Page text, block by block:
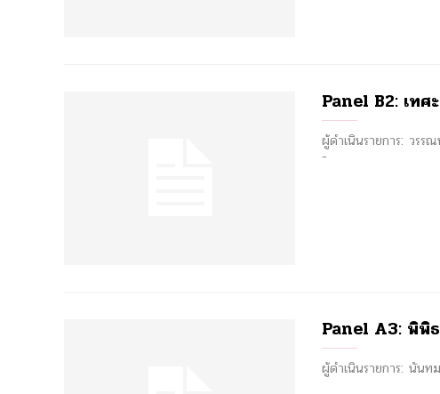
Panel B2: เทศ
ผู้ดำเนินรายการ: ว
-
Panel A3: พิพิ
ผู้ดำเนินรายการ: นั